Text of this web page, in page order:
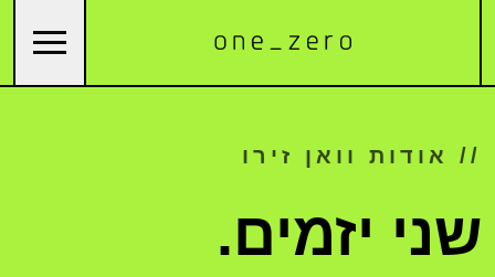
// אודות וואן זירו
שני יזמים.